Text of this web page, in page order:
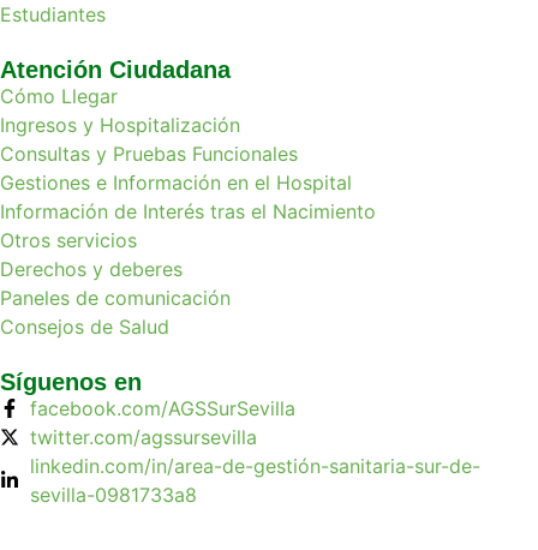
Estudiantes
Atención Ciudadana
Cómo Llegar
Ingresos y Hospitalización
Consultas y Pruebas Funcionales
Gestiones e Información en el Hospital
Información de Interés tras el Nacimiento
Otros servicios
Derechos y deberes
Paneles de comunicación
Consejos de Salud
Síguenos en
facebook.com/AGSSurSevilla
twitter.com/agssursevilla
linkedin.com/in/area-de-gestión-sanitaria-sur-de-
sevilla-0981733a8